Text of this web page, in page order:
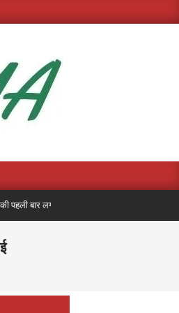
लगी मेडिकल मोबाइल यूनिट, अब तक 7 हजार